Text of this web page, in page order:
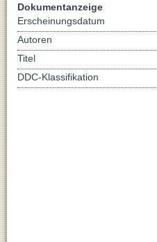
Dokumentanzeige
Erscheinungsdatum
Autoren
Titel
DDC-Klassifikation